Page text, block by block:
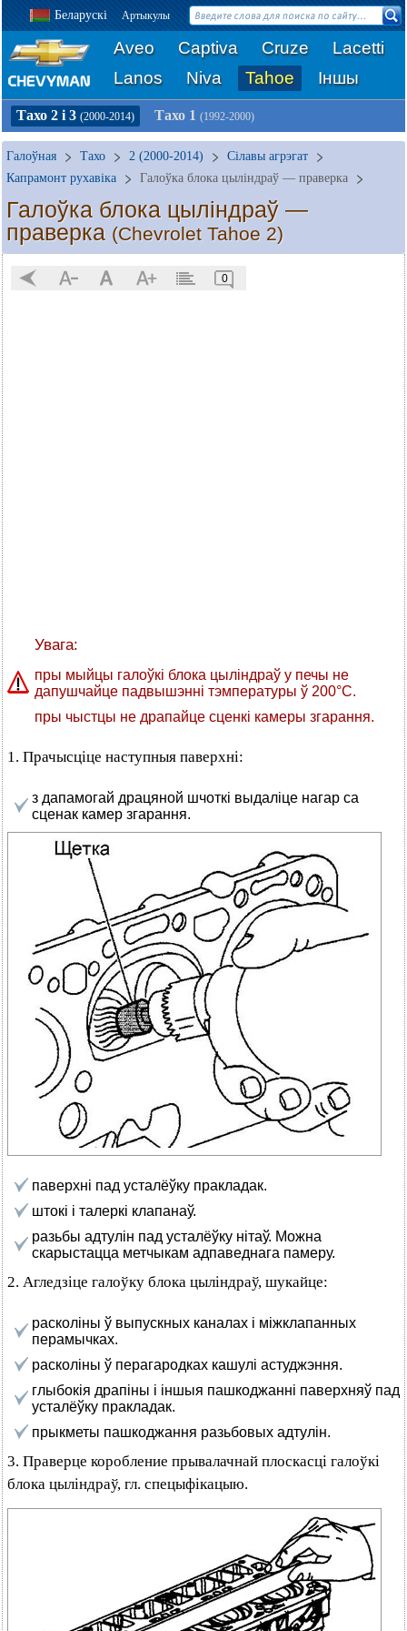
Беларускі Артыкулы
Aveo Captiva Cruze
Lacetti
Lanos
Niva Tahoe Іншы
Тахо 2 і 3 (2000-2014) Тахо 1 (1992-2000)
Галоўная Тахо 2 (2000-2014)
Сілавы агрэгат
Капрамонт рухавіка
Галоўка блока цыліндраў — праверка
Галоўка блока цыліндраў —
праверка (Chevrolet Tahoe 2)
0
Увага:
пры мыйцы галоўкі блока цыліндраў у печы не
дапушчайце падвышэнні тэмпературы ў 200°C.
пры чыстцы не драпайце сценкі камеры згарання.
1. Прачысціце наступныя паверхні:
з дапамогай драцяной шчоткі выдаліце нагар са
сценак камер згарання.
паверхні пад усталёўку пракладак.
штокі і талеркі клапанаў.
разьбы адтулін пад усталёўку нітаў. Можна
скарыстацца метчыкам адпаведнага памеру.
2. Агледзіце галоўку блока цыліндраў, шукайце:
расколіны ў выпускных каналах і міжклапанных
перамычках.
расколіны ў перагародках кашулі астуджэння.
глыбокія драпіны і іншыя пашкоджанні паверхняў пад
усталёўку пракладак.
прыкметы пашкоджання разьбовых адтулін.
3. Праверце коробление прывалачнай плоскасці галоўкі
блока цыліндраў, гл. спецыфікацыю.